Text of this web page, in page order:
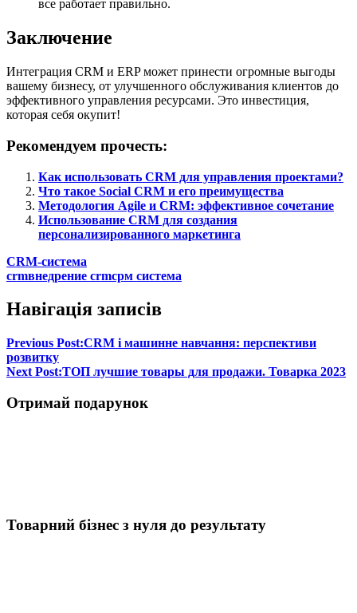
все работает правильно.
Заключение
Интеграция CRM и ERP может принести огромные выгоды
вашему бизнесу, от улучшенного обслуживания клиентов до
эффективного управления ресурсами. Это инвестиция,
которая себя окупит!
Рекомендуем прочесть:
Как использовать CRM для управления проектами?
Что такое Social CRM и его преимущества
Методология Agile и CRM: эффективное сочетание
Использование CRM для создания
персонализированного маркетинга
CRM-система
crmвнедрение crmсрм система
Навігація записів
Previous Post:CRM і машинне навчання: перспективи
розвитку
Next Post:ТОП лучшие товары для продажи. Товарка 2023
Отримай подарунок
Товарний бізнес з нуля до результату